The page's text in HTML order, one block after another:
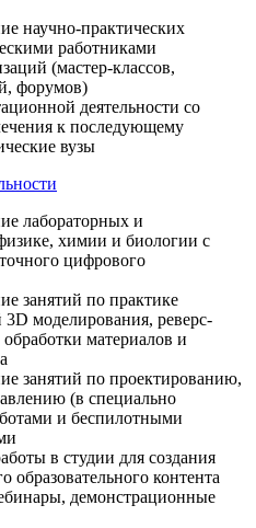
научно-практических
работниками
(мастер-классов,
форумов)
деятельности со
к последующему
вузы
лабораторных и
химии и биологии с
цифрового
занятий по практике
моделирования, реверс-
материалов и
занятий по проектированию,
(в специально
и беспилотными
в студии для создания
образовательного контента
демонстрационные